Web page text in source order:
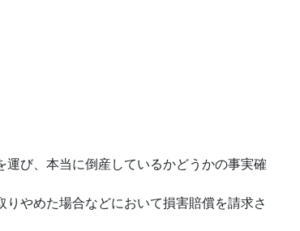
び、本当に倒産しているかどうかの事実確
やめた場合などにおいて損害賠償を請求さ